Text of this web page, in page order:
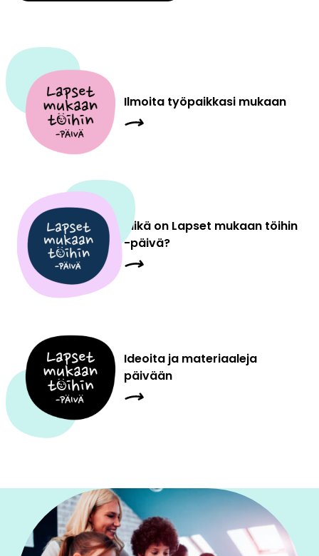
Ilmoita työpaikkasi mukaan
Mikä on Lapset mukaan töihin
-päivä?
Ideoita ja materiaaleja
päivään